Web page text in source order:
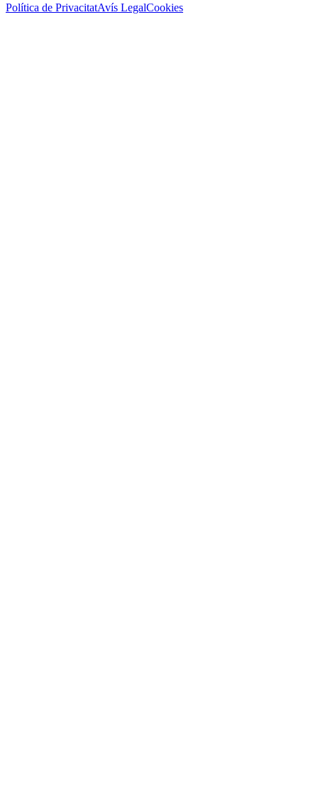
Política de PrivacitatAvís LegalCookies